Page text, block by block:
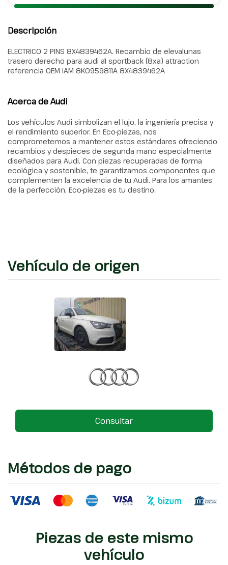
Descripción
ELECTRICO 2 PINS 8X4839462A. Recambio de elevalunas
trasero derecho para audi a1 sportback (8xa) attraction
referencia OEM IAM 8K0959811A 8X4839462A
Acerca de Audi
Los vehículos Audi simbolizan el lujo, la ingeniería precisa y
el rendimiento superior. En Eco-piezas, nos
comprometemos a mantener estos estándares ofreciendo
recambios y despieces de segunda mano especialmente
diseñados para Audi. Con piezas recuperadas de forma
ecológica y sostenible, te garantizamos componentes que
complementen la excelencia de tu Audi. Para los amantes
de la perfección, Eco-piezas es tu destino.
Vehículo de origen
Consultar
Métodos de pago
Piezas de este mismo
vehículo